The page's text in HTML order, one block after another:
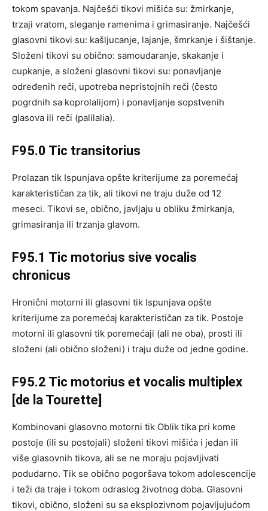
tokom spavanja. Najčešći tikovi mišića su: žmirkanje,
trzaji vratom, sleganje ramenima i grimasiranje. Najčešći
glasovni tikovi su: kašljucanje, lajanje, šmrkanje i šištanje.
Složeni tikovi su obično: samoudaranje, skakanje i
cupkanje, a složeni glasovni tikovi su: ponavljanje
određenih reči, upotreba nepristojnih reči (često
pogrdnih sa koprolalijom) i ponavljanje sopstvenih
glasova ili reči (palilalia).
F95.0 Tic transitorius
Prolazan tik Ispunjava opšte kriterijume za poremećaj
karakterističan za tik, ali tikovi ne traju duže od 12
meseci. Tikovi se, obično, javljaju u obliku žmirkanja,
grimasiranja ili trzanja glavom.
F95.1 Tic motorius sive vocalis
chronicus
Hronični motorni ili glasovni tik Ispunjava opšte
kriterijume za poremećaj karakterističan za tik. Postoje
motorni ili glasovni tik poremećaji (ali ne oba), prosti ili
složeni (ali obično složeni) i traju duže od jedne godine.
F95.2 Tic motorius et vocalis multiplex
[de la Tourette]
Kombinovani glasovno motorni tik Oblik tika pri kome
postoje (ili su postojali) složeni tikovi mišića i jedan ili
više glasovnih tikova, ali se ne moraju pojavljivati
podudarno. Tik se obično pogoršava tokom adolescencije
i teži da traje i tokom odraslog životnog doba. Glasovni
tikovi, obično, složeni su sa eksplozivnom pojavljujućom